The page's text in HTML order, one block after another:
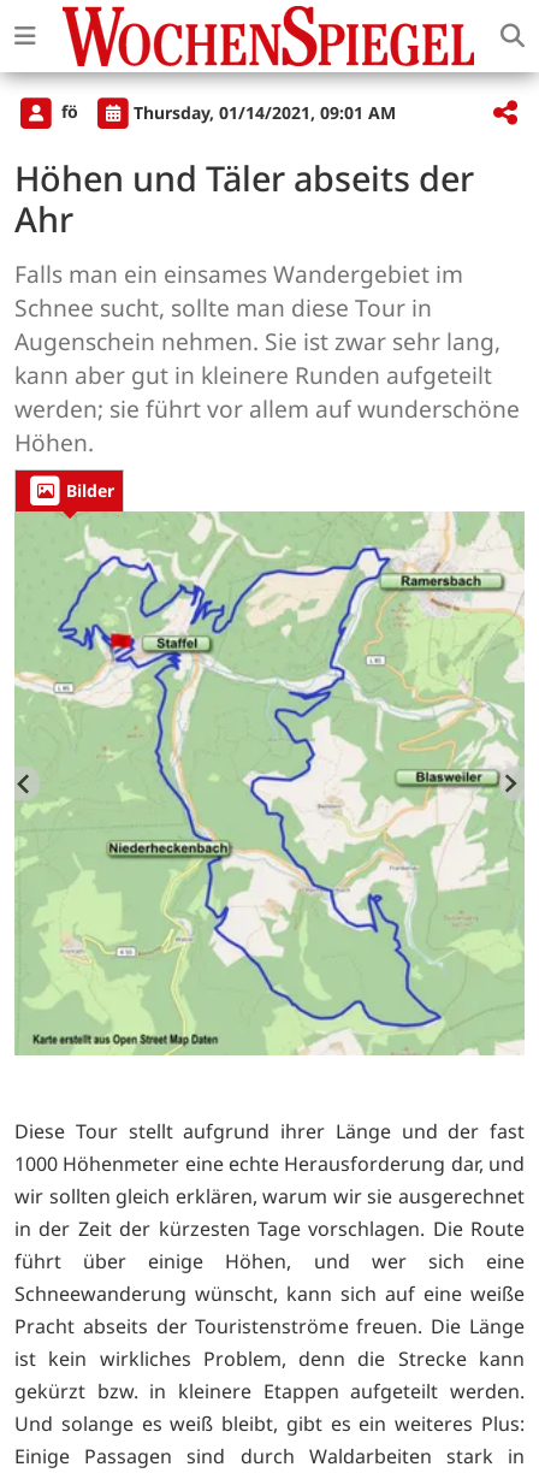
fö Thursday, 01/14/2021, 09:01 AM
Höhen und Täler abseits der
Ahr
Falls man ein einsames Wandergebiet im
Schnee sucht, sollte man diese Tour in
Augenschein nehmen. Sie ist zwar sehr lang,
kann aber gut in kleinere Runden aufgeteilt
werden; sie führt vor allem auf wunderschöne
Höhen.
Bilder
Diese Tour stellt aufgrund ihrer Länge und der fast
1000 Höhenmeter eine echte Herausforderung dar, und
wir sollten gleich erklären, warum wir sie ausgerechnet
in der Zeit der kürzesten Tage vorschlagen. Die Route
führt über einige Höhen, und wer sich eine
Schneewanderung wünscht, kann sich auf eine weiße
Pracht abseits der Touristenströme freuen. Die Länge
ist kein wirkliches Problem, denn die Strecke kann
gekürzt bzw. in kleinere Etappen aufgeteilt werden.
Und solange es weiß bleibt, gibt es ein weiteres Plus:
Einige Passagen sind durch Waldarbeiten stark in